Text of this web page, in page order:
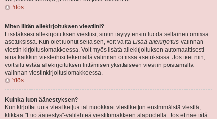
Ylös
Miten liitän allekirjoituksen viestiini?
Lisätäksesi allekirjoituksen viestiisi, sinun täytyy ensin luoda sellainen omissa
asetuksissa. Kun olet luonut sellaisen, voit valita Lisää allekirjoitus-valinnan
viestin kirjoituslomakkeessa. Voit myös lisätä allekirjoituksen automaattisesti
aina kaikkiin viesteihisi tekemällä valinnan omissa asetuksissa. Jos teet niin,
voit silti estää allekirjoituksen liittämisen yksittäiseen viestiin poistamalla
valinnan viestinkirjoituslomakkeessa.
Ylös
Kuinka luon äänestyksen?
Kun kirjoitat uuta viestiketjua tai muokkaat viestiketjun ensimmäistä viestiä,
klikkaa "Luo äänestys"-välilehteä viestilomakkeen alapuolella. Jos et näe tätä